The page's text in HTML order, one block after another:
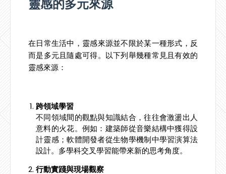
靈感的多元來源
在日常生活中，靈感來源並不限於某一種形式，反
而是多元且隨處可得。以下列舉幾種常見且有效的
靈感來源：
跨領域學習
不同領域間的觀點與知識結合，往往會激盪出人
意料的火花。例如：建築師從音樂結構中獲得設
計靈感；軟體開發者從生物學機制中學習演算法
設計。多學科交叉學習能帶來新的思考角度。
行動實踐與現場觀察